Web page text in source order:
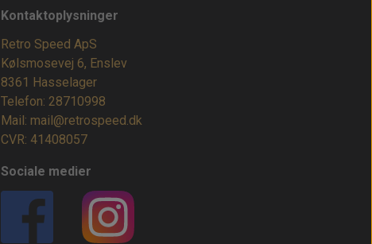
Kontaktoplysninger
Retro Speed ApS
Kølsmosevej 6, Enslev
8361 Hasselager
Telefon: 28710998
Mail: mail@retrospeed.dk
CVR: 41408057
Sociale medier